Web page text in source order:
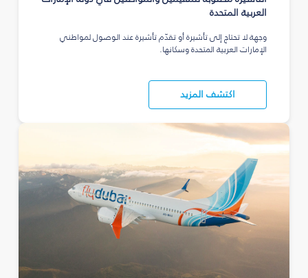
العربية المتحدة
وجهة لا تحتاج إلى تأشيرة أو تقدّم تأشيرة عند الوصول لمواطني
الإمارات العربية المتحدة وسكانها.
اكتشف المزيد